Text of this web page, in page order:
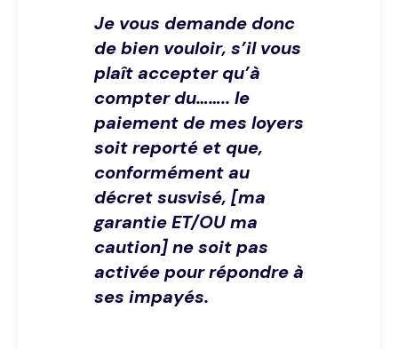
Je vous demande donc
de bien vouloir, s’il vous
plaît accepter qu’à
compter du…….. le
paiement de mes loyers
soit reporté et que,
conformément au
décret susvisé, [ma
garantie ET/OU ma
caution] ne soit pas
activée pour répondre à
ses impayés.